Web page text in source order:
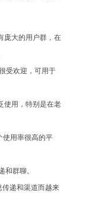
庞大的用户群，在
受欢迎，可用于
使用，特别是在老
使用率很高的平
和群聊。
传递和渠道而越来